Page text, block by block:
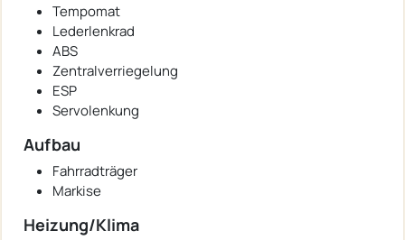
Tempomat
Lederlenkrad
ABS
Zentralverriegelung
ESP
Servolenkung
Aufbau
Fahrradträger
Markise
Heizung/Klima